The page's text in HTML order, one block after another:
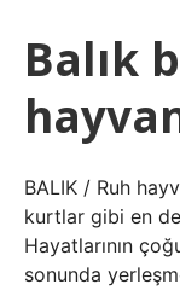
Balık
BALIK / Ruh
kurtlar gibi en
Hayatlarının
sonunda